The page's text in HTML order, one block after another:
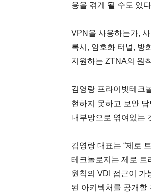
용을 겪게 될 수도 있
VPN을 사용하는가,
록시, 암호화 터널, 방
지원하는 ZTNA의 원
김영랑 프라이빗테크
현하지 못하고 보안
내부망으로 엮여있는
김영랑 대표는 “제로
테크놀로지는 제로 트
원칙의 VDI 접근이 가
된 아키텍처를 공개할